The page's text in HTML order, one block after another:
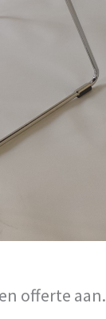
offerte aan.